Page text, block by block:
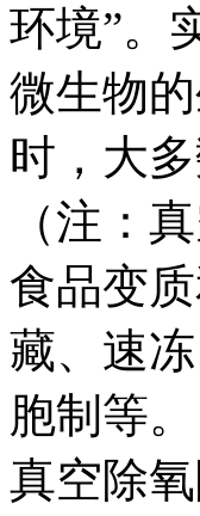
环境”。
微生物
时，大
（注：
食品变
藏、速
胞制等。
真空除